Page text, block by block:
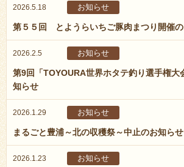
2026.5.18 お知らせ
第５５回 とようらいちご豚肉まつり開催
2026.2.5 お知らせ
第9回「TOYOURA世界ホタテ釣り選手権大
知らせ
2026.1.29 お知らせ
まるごと豊浦～北の収穫祭～中止のお知らせ
2026.1.23 お知らせ